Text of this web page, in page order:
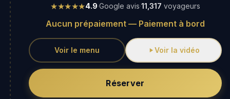
★★★★★4.9·Google avis·11,317 voyageurs
Aucun prépaiement — Paiement à bord
Voir le menu Voir la vidéo
Réserver